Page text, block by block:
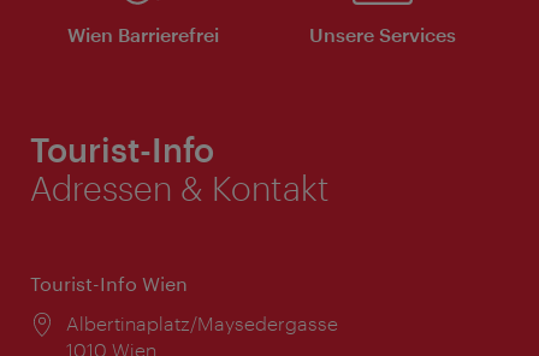
Wien Barrierefrei Unsere Services
Tourist-Info
Adressen & Kontakt
Tourist-Info Wien
Ort:
Albertinaplatz/Maysedergasse
1010 Wien